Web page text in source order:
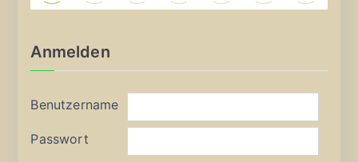
Anmelden
Benutzername
Passwort